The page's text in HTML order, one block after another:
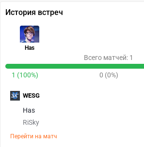
История встреч
Has
Всего матчей: 1
1 (100%) 0 (0%)
Has
RiSky
Перейти на матч
WESG